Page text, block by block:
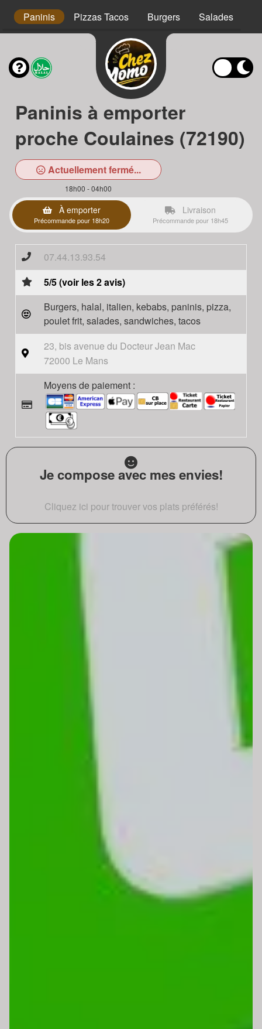
Paninis Pizzas Tacos Burgers Salades
Paninis à emporter
proche Coulaines (72190)
Actuellement fermé...
18h00 - 04h00
À emporter
Précommande pour 18h20
Livraison
Précommande pour 18h45
07.44.13.93.54
5/5 (voir les 2 avis)
Burgers, halal, italien, kebabs, paninis, pizza,
poulet frit, salades, sandwiches, tacos
23, bis avenue du Docteur Jean Mac
72000 Le Mans
Moyens de paiement :
Je compose avec mes envies!
Cliquez ici pour trouver vos plats préférés!